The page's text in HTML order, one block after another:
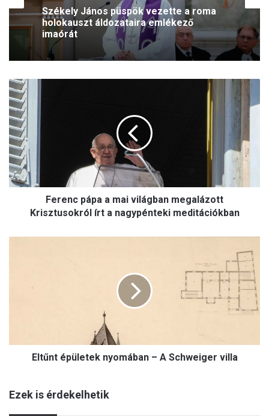
Székely János püspök vezette a roma
holokauszt áldozataira emlékező
imaórát
F
e
r
e
n
c
p
á
p
a
g
a
l
Ferenc pápa a mai világban megalázott
Krisztusokról írt a nagypénteki meditációkban
ü
e
Eltűnt épületek nyomában – A Schweiger villa
Ezek is érdekelhetik